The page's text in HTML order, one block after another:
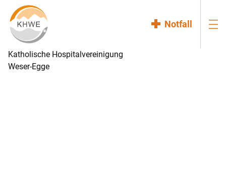
Katholische Hospitalvereinigung
Weser-Egge
Notfall